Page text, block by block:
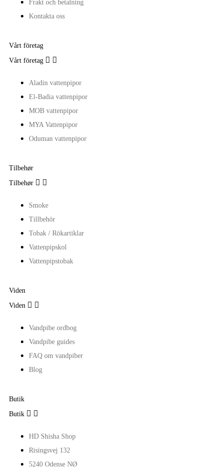
Frakt och betalning
Kontakta oss
Vårt företag
Vårt företag  
Aladin vattenpipor
El-Badia vattenpipor
MOB vattenpipor
MYA Vattenpipor
Oduman vattenpipor
Tilbehør
Tilbehør  
Smoke
Tillbehör
Tobak / Rökartiklar
Vattenpipskol
Vattenpipstobak
Viden
Viden  
Vandpibe ordbog
Vandpibe guides
FAQ om vandpiber
Blog
Butik
Butik  
HD Shisha Shop
Risingsvej 132
5240 Odense NØ